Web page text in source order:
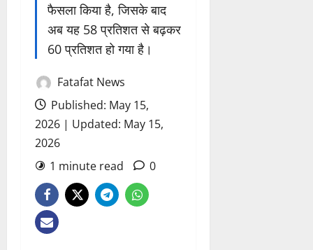
फैसला किया है, जिसके बाद
अब यह 58 प्रतिशत से बढ़कर
60 प्रतिशत हो गया है।
Fatafat News
Published: May 15,
2026 | Updated: May 15,
2026
1 minute read
0